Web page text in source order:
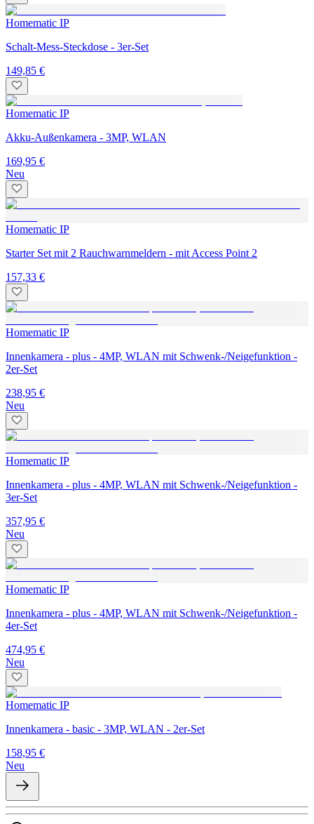
Homematic IP
Schalt-Mess-Steckdose - 3er-Set
149,85 €
Homematic IP
Akku-Außenkamera - 3MP, WLAN
169,95 €
Neu
Homematic IP
Starter Set mit 2 Rauchwarnmeldern - mit Access Point 2
157,33 €
Homematic IP
Innenkamera - plus - 4MP, WLAN mit Schwenk-/Neigefunktion -
2er-Set
238,95 €
Neu
Homematic IP
Innenkamera - plus - 4MP, WLAN mit Schwenk-/Neigefunktion -
3er-Set
357,95 €
Neu
Homematic IP
Innenkamera - plus - 4MP, WLAN mit Schwenk-/Neigefunktion -
4er-Set
474,95 €
Neu
Homematic IP
Innenkamera - basic - 3MP, WLAN - 2er-Set
158,95 €
Neu